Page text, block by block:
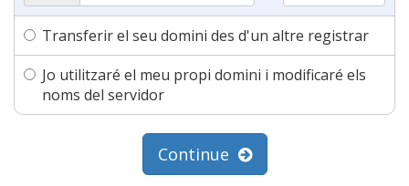
Transferir el seu domini des d'un altre registrar
Jo utilitzaré el meu propi domini i modificaré els
noms del servidor
Continue